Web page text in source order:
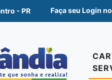
- PR Faça seu Login